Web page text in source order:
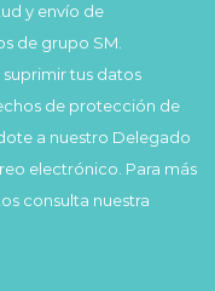
y envío de
de grupo SM.
tus datos
de protección de
a nuestro Delegado
electrónico. Para más
consulta nuestra